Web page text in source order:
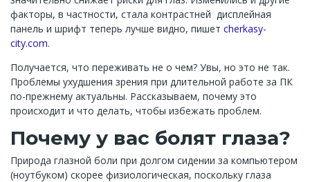
факторы, в частности, стала контрастней дисплейная
панель и шрифт теперь лучше видно, пишет cherkasy-
city.com.
Получается, что переживать не о чем? Увы, но это не так.
Проблемы ухудшения зрения при длительной работе за ПК
по-прежнему актуальны. Рассказываем, почему это
происходит и что делать, чтобы избежать проблем.
Почему у вас болят глаза?
Природа глазной боли при долгом сидении за компьютером
(ноутбуком) скорее физиологическая, поскольку глаза